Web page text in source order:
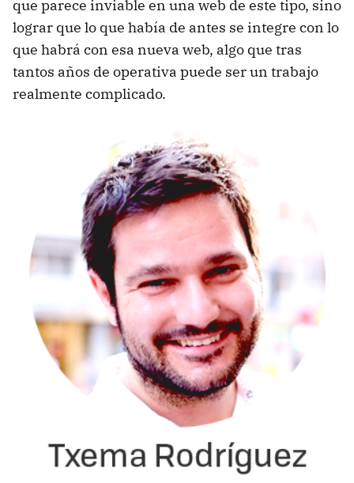
que parece inviable en una web de este tipo, sino
lograr que lo que había de antes se integre con lo
que habrá con esa nueva web, algo que tras
tantos años de operativa puede ser un trabajo
realmente complicado.